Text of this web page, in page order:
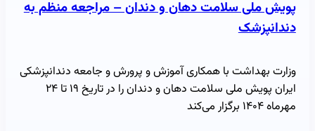
پویش ملی سلامت دهان و دندان – مراجعه منظم به
دندانپزشک
وزارت بهداشت با همکاری آموزش و پرورش و جامعه دندانپزشکی
ایران پویش ملی سلامت دهان و دندان را در تاریخ ۱۹ تا ۲۴
مهرماه ۱۴۰۴ برگزار می‌کند